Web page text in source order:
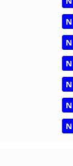
N
N
N
N
N
N